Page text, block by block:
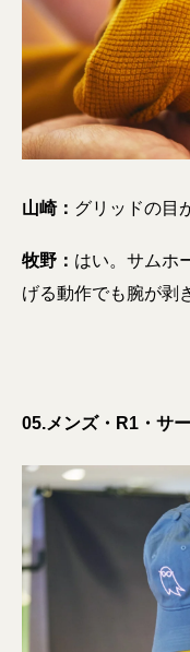
山崎： グリッドの目
牧野： はい。サムホ
げる動作でも腕が剥
05.メンズ・R1・サ